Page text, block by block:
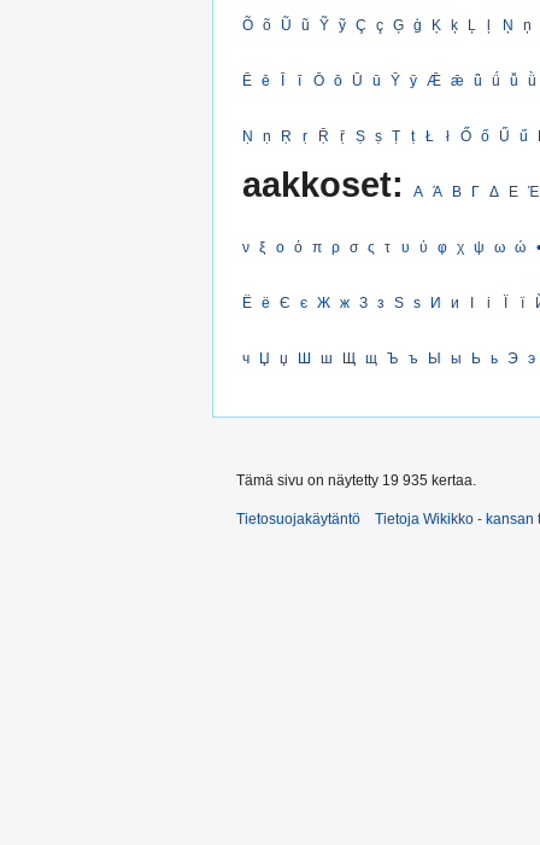
Õ õ Ũ ũ Ỹ ỹ Ç ç Ģ ģ Ķ ķ Ļ ļ Ņ ņ
Ē ē Ī ī Ō ō Ū ū Ȳ ȳ Ǣ ǣ ǖ ǘ ǚ ǜ
Ṇ ṇ Ṛ ṛ Ṝ ṝ Ṣ ṣ Ṭ ṭ Ł ł Ő ő Ű ű
aakkoset: Α Ά Β Γ Δ Ε Έ
ν ξ ο ό π ρ σ ς τ υ ύ φ χ ψ ω ώ •
Ё ё Є є Ж ж З з Ѕ ѕ И и І і Ї ї
ч Џ џ Ш ш Щ щ Ъ ъ Ы ы Ь ь Э э
Tämä sivu on näytetty 19 935 kertaa.
Tietosuojakäytäntö Tietoja Wikikko - kansan